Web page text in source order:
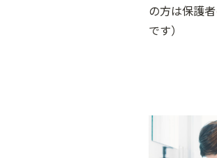
の方は保護
です）